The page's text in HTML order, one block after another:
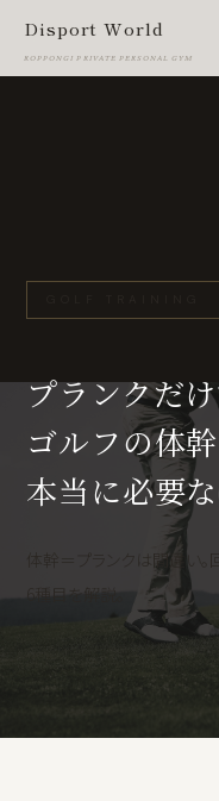
Disport World
ROPPONGI PRIVATE PERSONAL GYM
プランクだ
ゴルフの体
本当に必要
体幹＝プランクは間違い
6種目を解説。